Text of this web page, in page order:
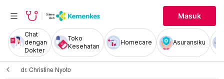
Masuk
Chat
dengan
Dokter
Toko
Kesehatan
Homecare Asuransiku
dr. Christine Nyoto